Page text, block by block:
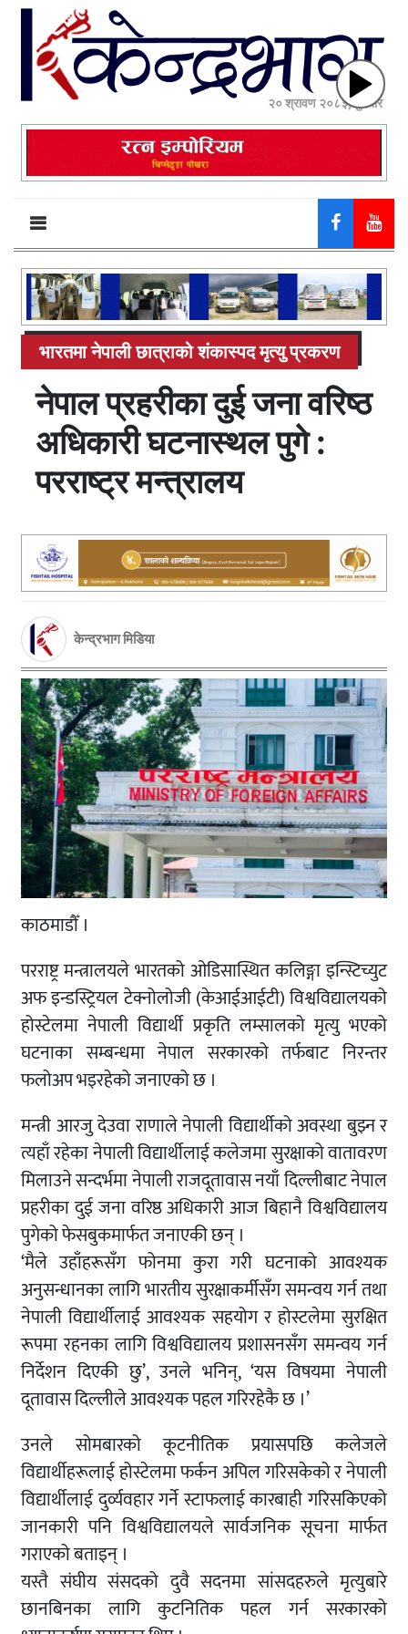
२० श्रावण २०८३, बुधबार
भारतमा नेपाली छात्राको शंकास्पद मृत्यु प्रकरण
नेपाल प्रहरीका दुई जना वरिष्ठ
अधिकारी घटनास्थल पुगे :
परराष्ट्र मन्त्रालय
केन्द्रभाग मिडिया
काठमाडौँ ।
परराष्ट्र मन्त्रालयले भारतको ओडिसास्थित कलिङ्गा इन्स्टिच्युट
अफ इन्डस्ट्रियल टेक्नोलोजी (केआईआईटी) विश्वविद्यालयको
होस्टेलमा नेपाली विद्यार्थी प्रकृति लम्सालको मृत्यु भएको
घटनाका सम्बन्धमा नेपाल सरकारको तर्फबाट निरन्तर
फलोअप भइरहेको जनाएको छ ।
मन्त्री आरजु देउवा राणाले नेपाली विद्यार्थीको अवस्था बुझ्न र
त्यहाँ रहेका नेपाली विद्यार्थीलाई कलेजमा सुरक्षाको वातावरण
मिलाउने सन्दर्भमा नेपाली राजदूतावास नयाँ दिल्लीबाट नेपाल
प्रहरीका दुई जना वरिष्ठ अधिकारी आज बिहानै विश्वविद्यालय
पुगेको फेसबुकमार्फत जनाएकी छन् ।
‘मैले उहाँहरूसँग फोनमा कुरा गरी घटनाको आवश्यक
अनुसन्धानका लागि भारतीय सुरक्षाकर्मीसँग समन्वय गर्न तथा
नेपाली विद्यार्थीलाई आवश्यक सहयोग र होस्टलेमा सुरक्षित
रूपमा रहनका लागि विश्वविद्यालय प्रशासनसँग समन्वय गर्न
निर्देशन दिएकी छु’, उनले भनिन्, ‘यस विषयमा नेपाली
दूतावास दिल्लीले आवश्यक पहल गरिरहेकै छ ।’
उनले सोमबारको कूटनीतिक प्रयासपछि कलेजले
विद्यार्थीहरूलाई होस्टेलमा फर्कन अपिल गरिसकेको र नेपाली
विद्यार्थीलाई दुर्व्यवहार गर्ने स्टाफलाई कारबाही गरिसकिएको
जानकारी पनि विश्वविद्यालयले सार्वजनिक सूचना मार्फत
गराएको बताइन् ।
यस्तै संघीय संसदको दुवै सदनमा सांसदहरुले मृत्युबारे
छानबिनका लागि कुटनितिक पहल गर्न सरकारको